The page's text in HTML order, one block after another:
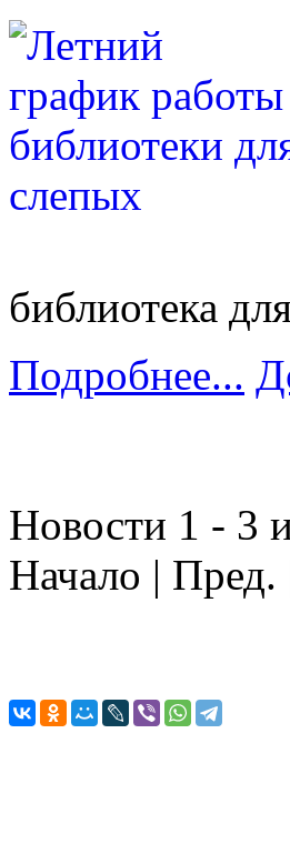
библиотека
Подробнее...
Новости 1 - 3
Начало | Пред.